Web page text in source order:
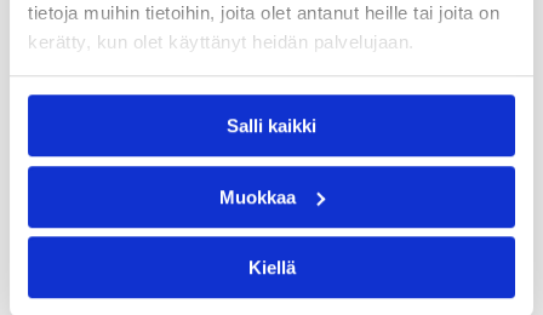
tietoja muihin tietoihin, joita olet antanut heille tai joita on
kerätty, kun olet käyttänyt heidän palvelujaan.
Salli kaikki
Muokkaa
Kiellä
Miten nykyinen data, käyttäjätilit ja
asetukset siirtyvät uuteen Logimaster-
ympäristöön — säilyykö kaikki
+
Logimaster tarjoaa yrityksille?
Miten Logimaster tukee kuljettajien
koulutusta ja arjen työskentelyä?